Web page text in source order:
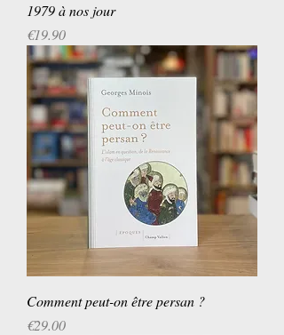
1979 à nos jour
Price
€19.90
Comment peut-on être persan ?
Price
€29.00